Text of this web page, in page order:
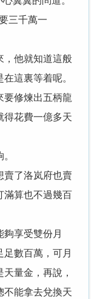
三千萬一
他就知道這般
這裏等着呢。
修煉出五柄龍
得花費一億多天
了洛岚府也賣
滿算也不過幾百
享受雙份月
數百萬，可月
量金，再說，
不能拿去兌換天